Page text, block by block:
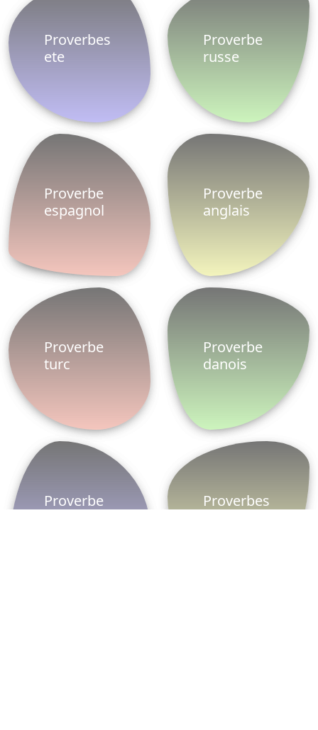
Proverbes
ete
Proverbe
russe
Proverbe
espagnol
Proverbe
anglais
Proverbe
turc
Proverbe
danois
Proverbe
Proverbes